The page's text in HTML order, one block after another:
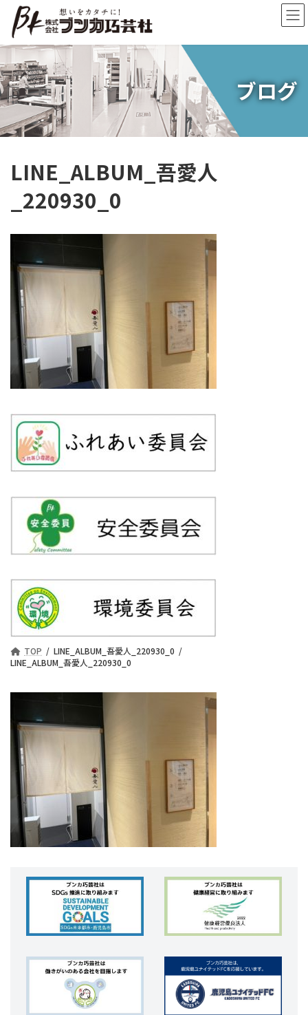
ン
ツ
へ
ス
キ
ッ
プ
ー
シ
ョ
ン
に
移
動
ブログ
LINE_ALBUM_吾愛人
_220930_0
TOP
LINE_ALBUM_吾愛人_220930_0
LINE_ALBUM_吾愛人_220930_0